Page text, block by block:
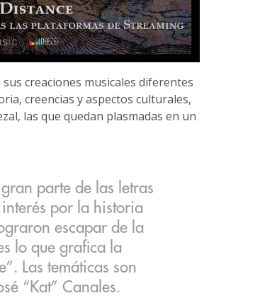
creaciones musicales diferentes
creencias y aspectos culturales,
las que quedan plasmadas en un
parte de las letras
por la historia
escapar de la
lo que grafica la
Las temáticas son
“Kat” Canales.